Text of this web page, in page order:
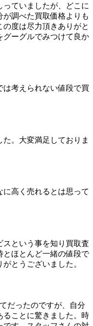
ていましたが、どこに
調べた買取価格よりも
度は尽力頂きありがと
グーグルでみつけて良か
は考えられない値段で買
。大変満足しておりま
高く売れるとは思って
スという事を知り買取査
とほとんど一緒の値段で
とうございました。
だったのですが、自分
ることに驚きました。時